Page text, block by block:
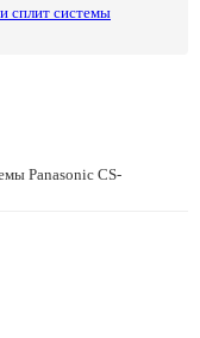
сплит системы
Panasonic CS-